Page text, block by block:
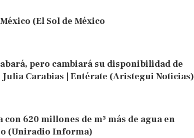
(El Sol de México
pero cambiará su disponibilidad de
Julia Carabias | Entérate (Aristegui Noticias)
con 620 millones de m³ más de agua en
(Uniradio Informa)